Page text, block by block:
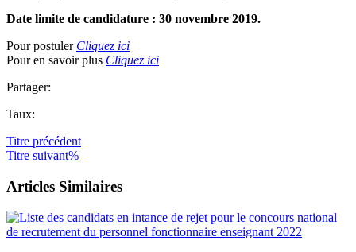
Date limite de candidature : 30 novembre 2019.
Pour postuler Cliquez ici
Pour en savoir plus Cliquez ici
Partager:
Taux:
Titre précédent
Titre suivant%
Articles Similaires